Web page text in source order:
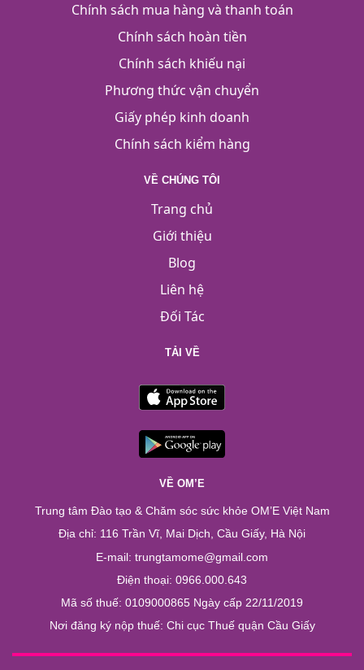
Chính sách mua hàng và thanh toán
Chính sách hoàn tiền
Chính sách khiếu nại
Phương thức vận chuyển
Giấy phép kinh doanh
Chính sách kiểm hàng
VỀ CHÚNG TÔI
Trang chủ
Giới thiệu
Blog
Liên hệ
Đối Tác
TẢI VỀ
VỀ OM’E
Trung tâm Đào tạo & Chăm sóc sức khỏe OM’E Việt Nam
Địa chỉ: 116 Trần Vĩ, Mai Dịch, Cầu Giấy, Hà Nội
E-mail: trungtamome@gmail.com
Điện thoại: 0966.000.643
Mã số thuế: 0109000865 Ngày cấp 22/11/2019
Nơi đăng ký nộp thuế: Chi cục Thuế quận Cầu Giấy